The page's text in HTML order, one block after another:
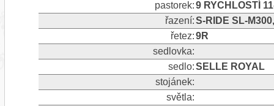
pastorek:9 RYCHLOSTÍ
řazení:S-RIDE SL-
řetez:9R
sedlovka:
sedlo:SELLE ROYAL
stojánek:
světla: